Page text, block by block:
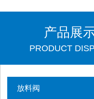
产品展
PRODUCT
放料阀